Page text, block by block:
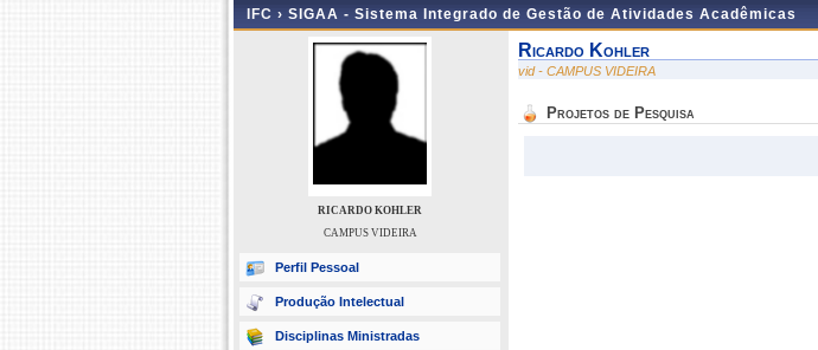
IFC › SIGAA - Sistema Integrado de Gestão de Atividades Acadêmicas
RICARDO KOHLER
CAMPUS VIDEIRA
Perfil Pessoal
Produção Intelectual
Disciplinas Ministradas
Ricardo Kohler
vid - CAMPUS VIDEIRA
Projetos de Pesquisa